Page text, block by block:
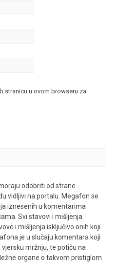
stranicu u ovom browseru za
odobriti od strane
vidljivi na portalu. Megafon se
iznesenih u komentarima
Svi stavovi i mišljenja
i mišljenja isključivo onih koji
je u slučaju komentara koji
mržnju, te potiču na
organe o takvom pristiglom